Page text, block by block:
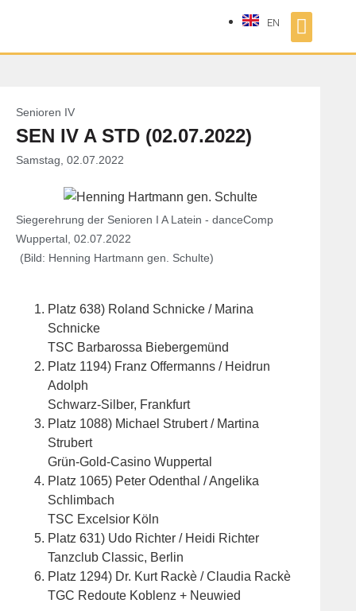
EN
Senioren IV
SEN IV A STD (02.07.2022)
Samstag, 02.07.2022
Siegerehrung der Senioren I A Latein - danceComp
Wuppertal, 02.07.2022
(Bild: Henning Hartmann gen. Schulte)
Platz 638) Roland Schnicke / Marina
Schnicke
TSC Barbarossa Biebergemünd
Platz 1194) Franz Offermanns / Heidrun
Adolph
Schwarz-Silber, Frankfurt
Platz 1088) Michael Strubert / Martina
Strubert
Grün-Gold-Casino Wuppertal
Platz 1065) Peter Odenthal / Angelika
Schlimbach
TSC Excelsior Köln
Platz 631) Udo Richter / Heidi Richter
Tanzclub Classic, Berlin
Platz 1294) Dr. Kurt Rackè / Claudia Rackè
TGC Redoute Koblenz + Neuwied